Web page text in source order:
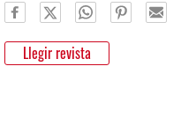
Llegir revista